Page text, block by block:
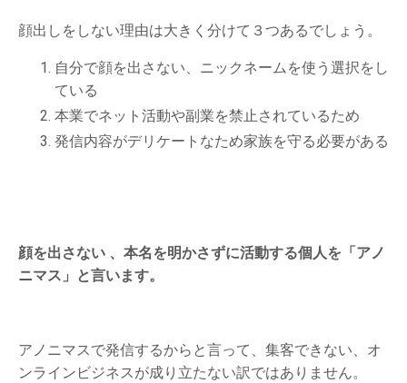
顔出しをしない理由は大きく分けて３つあるでしょう。
自分で顔を出さない、ニックネームを使う選択をし
ている
本業でネット活動や副業を禁止されているため
発信内容がデリケートなため家族を守る必要がある
顔を出さない 、本名を明かさずに活動する個人を「アノ
ニマス」と言います。
アノニマスで発信するからと言って、集客できない、オ
ンラインビジネスが成り立たない訳ではありません。